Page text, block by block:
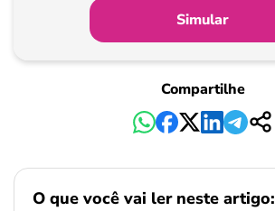
Simular
Compartilhe
O que você vai ler neste artigo: